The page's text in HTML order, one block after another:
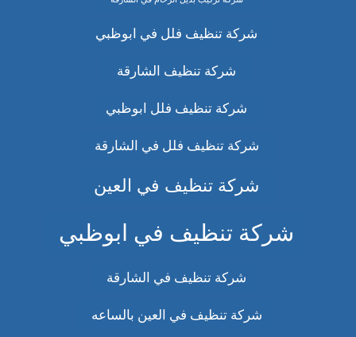
شركة تنظيف فلل في ابوظبي
شركة تنظيف الشارقة
شركة تنظيف فلل ابوظبي
شركة تنظيف فلل في الشارقة
شركة تنظيف في العين
شركة تنظيف في ابوظبي
شركة تنظيف في الشارقة
شركة تنظيف في العين بالساعه